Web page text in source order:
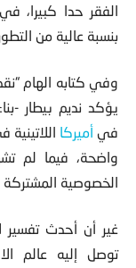
الفقر حدا كبيرا،
بنسبة عالية من
وفي كتابه الهام
يؤكد نديم بيطار -
فيأميركا
واضحة، فيما لم
الخصوصية المشتركة
غير أن أحدث تفسير
توصل إليه عالم